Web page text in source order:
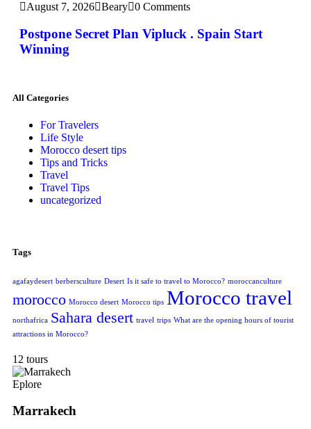
August 7, 2026 Beary 0 Comments
Postpone Secret Plan Vipluck . Spain Start
Winning
All Categories
For Travelers
Life Style
Morocco desert tips
Tips and Tricks
Travel
Travel Tips
uncategorized
Tags
agafaydesert berbersculture Desert Is it safe to travel to Morocco? moroccanculture
morocco Morocco desert Morocco tips Morocco travel
northafrica Sahara desert travel trips What are the opening hours of tourist
attractions in Morocco?
12 tours
Eplore
Marrakech